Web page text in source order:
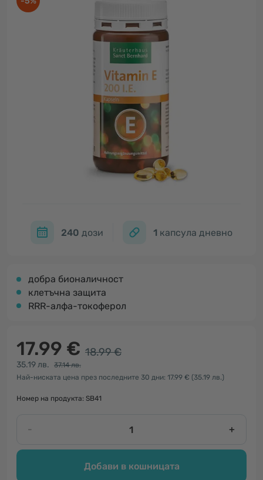
240 дози 1 капсула дневно
добра бионаличност
клетъчна защита
RRR-алфа-токоферол
17.99 € 18.99 €
35.19 лв.
37.14 лв.
Най-ниската цена през последните 30 дни: 17.99 € (35.19 лв.)
Номер на продукта: SB41
- +
Добави в кошницата